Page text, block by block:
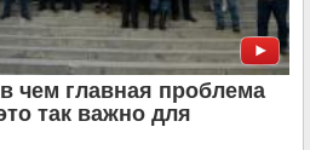
чем главная проблема
так важно для